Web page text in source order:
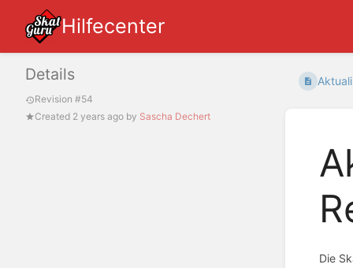
Hilfecenter
Details
Revision #54
Created 2 years ago by Sascha Dechert
Die